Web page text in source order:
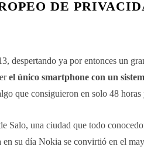
DE
despertando ya por entonces un
el único smartphone con un
que consiguieron en solo 48
Salo, una ciudad que todo
su día Nokia se convirtió en el